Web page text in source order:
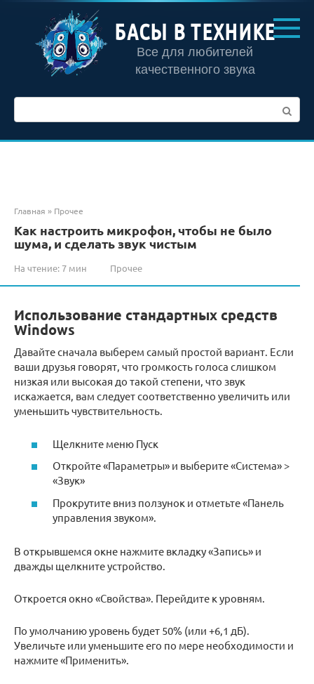
контенту
БАСЫ В ТЕХНИКЕ
Все для любителей
качественного звука
Главная » Прочее
Как настроить микрофон, чтобы не было
шума, и сделать звук чистым
На чтение: 7 мин Прочее
Использование стандартных средств
Windows
Давайте сначала выберем самый простой вариант. Если
ваши друзья говорят, что громкость голоса слишком
низкая или высокая до такой степени, что звук
искажается, вам следует соответственно увеличить или
уменьшить чувствительность.
Щелкните меню Пуск
Откройте «Параметры» и выберите «Система» >
«Звук»
Прокрутите вниз ползунок и отметьте «Панель
управления звуком».
В открывшемся окне нажмите вкладку «Запись» и
дважды щелкните устройство.
Откроется окно «Свойства». Перейдите к уровням.
По умолчанию уровень будет 50% (или +6,1 дБ).
Увеличьте или уменьшите его по мере необходимости и
нажмите «Применить».